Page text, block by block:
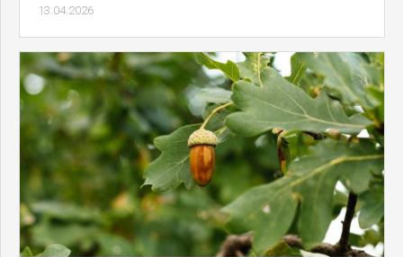
13.04.2026